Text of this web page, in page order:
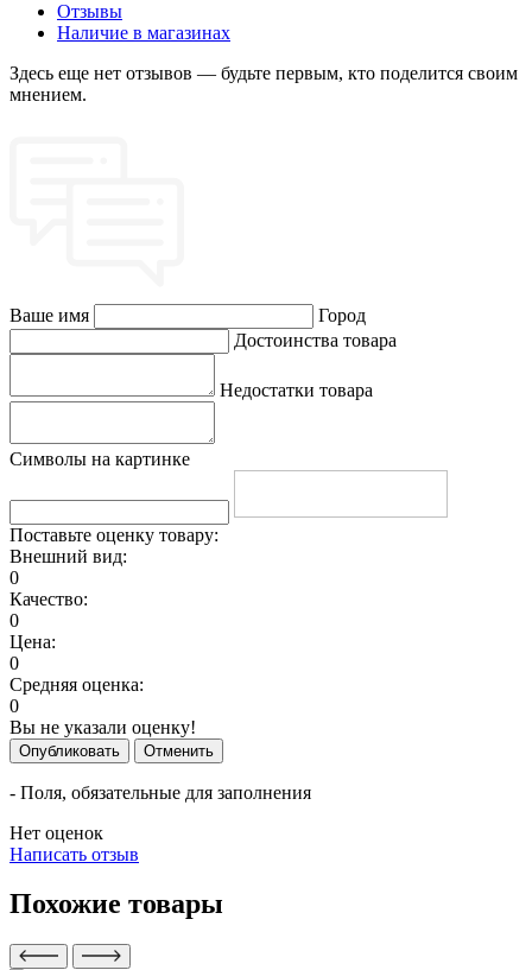
Отзывы
Наличие в магазинах
Здесь еще нет отзывов — будьте первым, кто поделится своим
мнением.
Ваше имя
Город
Достоинства товара
Недостатки товара
Символы на картинке
Поставьте оценку товару:
Внешний вид:
0
Качество:
0
Цена:
0
Средняя оценка:
0
Вы не указали оценку!
Опубликовать Отменить
- Поля, обязательные для заполнения
Нет оценок
Написать отзыв
Похожие товары